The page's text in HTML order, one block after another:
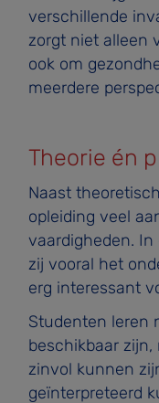
verschillende
zorgt niet alleen
ook om
meerdere
Theorie én
Naast
opleiding veel
vaardigheden.
zij vooral het
erg interessant
Studenten leren
beschikbaar zijn,
zinvol kunnen
geïnterpreteerd